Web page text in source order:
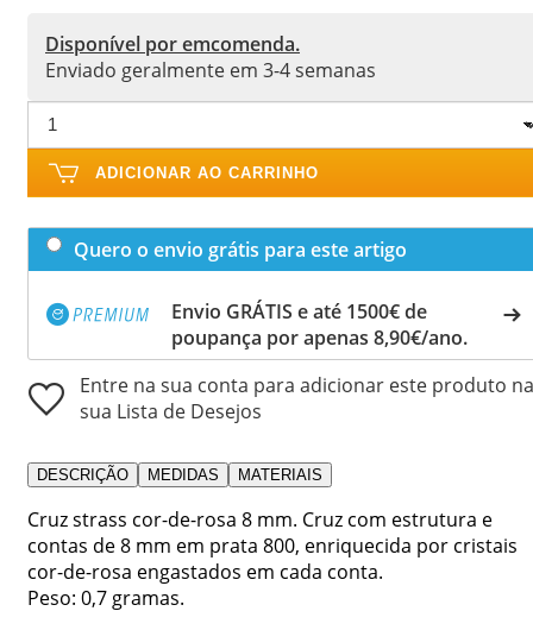
Disponível por emcomenda.
Enviado geralmente em 3-4 semanas
ADICIONAR AO CARRINHO
Quero o envio grátis para este artigo
Envio GRÁTIS e até 1500€ de
poupança por apenas 8,90€/ano.
Entre na sua conta para adicionar este produto na
sua Lista de Desejos
DESCRIÇÃO MEDIDAS MATERIAIS
Cruz strass cor-de-rosa 8 mm. Cruz com estrutura e
contas de 8 mm em prata 800, enriquecida por cristais
cor-de-rosa engastados em cada conta.
Peso: 0,7 gramas.